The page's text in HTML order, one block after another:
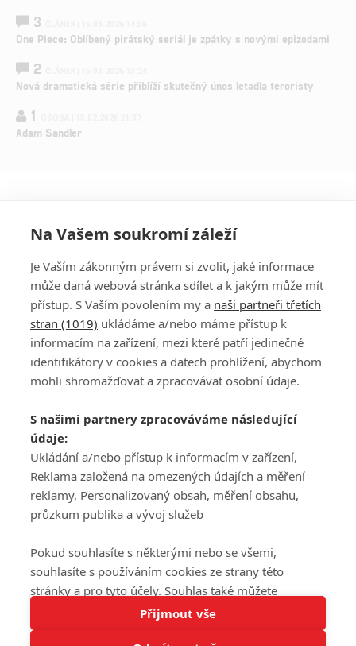
Tato stránka používá soubory cookies.
3
One Piece: Oblíbený pirátský seriál je zpátky s novými epizodami
2
Nová dramatická série přiblíží skutečný únos letadla teroristy
1
Adam Sandler
PŘIHLÁSIT
REGISTROVAT
DISKUZE
Šéfredaktorkou webu jePetr Slavík, e-mailserialy@fandimefilmu.cz
Máte-li zájem o inzerci na našem webu napište nám na e-mail
studio@koncal.com
Ochrana osobních údajů|Zásady používání cookies |Pravidla webu
Upravit nastavení soukromí
© 2016 – 2026 FandimeSerialum.cz / All rights reserved /
Na Vašem soukromí záleží
Je Vaším zákonným právem si zvolit, jaké informace
může daná webová stránka sdílet a k jakým může mít
přístup. S Vaším povolením my a naši partneři třetích
stran (1019) ukládáme a/nebo máme přístup k
informacím na zařízení, mezi které patří jedinečné
identifikátory v cookies a datech prohlížení, abychom
mohli shromažďovat a zpracovávat osobní údaje.
S našimi partnery zpracováváme následující
údaje:
Ukládání a/nebo přístup k informacím v zařízení,
Reklama založená na omezených údajích a měření
reklamy, Personalizovaný obsah, měření obsahu,
průzkum publika a vývoj služeb
Pokud souhlasíte s některými nebo se všemi,
souhlasíte s používáním cookies ze strany této
stránky a pro tyto účely. Souhlas také můžete
odmítnout, ale v takovém případě vám na stránce
nebudou k dispozici některé personalizované funkce.
Přijmout vše